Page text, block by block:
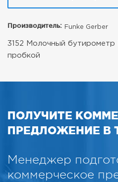
Производитель: Funke Gerber
3152 Молочный бутирометр
пробкой
ПОЛУЧИТЕ
ПРЕДЛОЖЕНИЕ В
Менеджер
коммерческое